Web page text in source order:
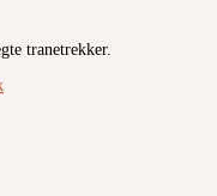
tranetrekker.